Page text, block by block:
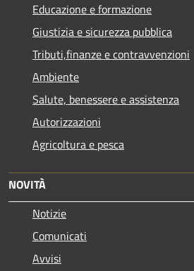
Educazione e formazione
Giustizia e sicurezza pubblica
Tributi,finanze e contravvenzioni
Ambiente
Salute, benessere e assistenza
Autorizzazioni
Agricoltura e pesca
NOVITÀ
Notizie
Comunicati
Avvisi